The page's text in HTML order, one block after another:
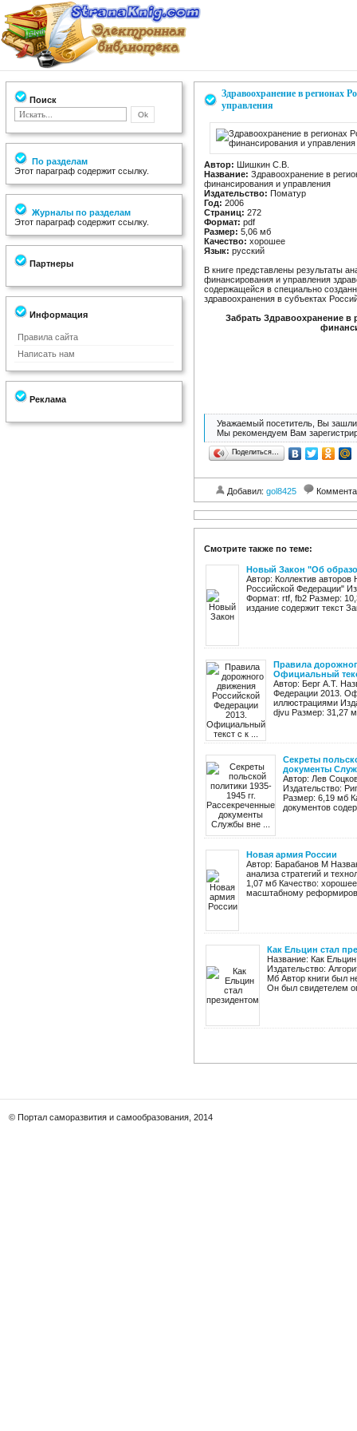
Поиск
По разделам
Этот параграф содержит ссылку.
Журналы по разделам
Этот параграф содержит ссылку.
Партнеры
Информация
Правила сайта
Написать нам
Реклама
Здравоохранение в регионах
управления
Автор: Шишкин С.В.
Название: Здравоохранение в
финансирования и управления
Издательство: Поматур
Год: 2006
Страниц: 272
Формат: pdf
Размер: 5,06 мб
Качество: хорошее
Язык: русский
В книге представлены результаты
финансирования и управления
содержащейся в специально
здравоохранения в субъектах
Забрать Здравоохранение в
Уважаемый посетитель, Вы зашли
Мы рекомендуем Вам
Поделиться…
Добавил: gol8425
Смотрите также по теме:
Новый Закон "Об
Автор: Коллектив
Российской Федерации"
Формат: rtf, fb2 Размер:
издание содержит текст
Правила
Официальный
Автор: Берг А.Т.
Федерации 2013.
иллюстрациями
djvu Размер: 31,27
Секреты
документы
Автор: Лев
Издательство:
Размер: 6,19 мб
документов
Новая армия России
Автор: Барабанов М
анализа стратегий и
1,07 мб Качество:
масштабному
Как Ельцин стал
Название: Как
Издательство:
Мб Автор книги был
Он был свидетелем
© Портал саморазвития и самообразования, 2014